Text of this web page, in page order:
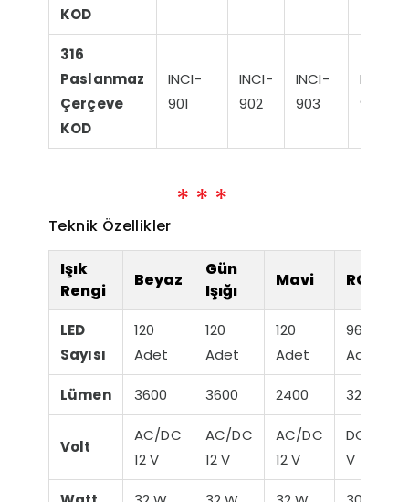
KOD
316
Paslanmaz
Çerçeve
KOD
INCI-
901
INCI-
902
INCI-
903
INCI-
904
Teknik Özellikler
Işık
Rengi
Beyaz
Gün
Işığı
Mavi RGB
LED
Sayısı
120
Adet
120
Adet
120
Adet
96
Adet
Lümen 3600 3600 2400 3200
Volt
AC/DC
12 V
AC/DC
12 V
AC/DC
12 V
DC 12
V